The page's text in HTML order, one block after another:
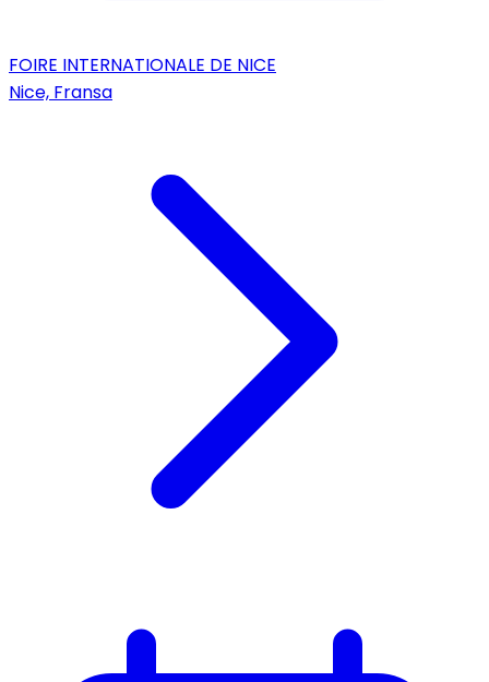
FOIRE INTERNATIONALE DE NICE
Nice, Fransa